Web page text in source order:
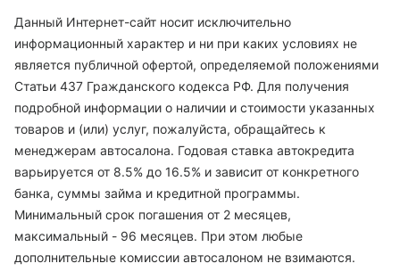
Данный Интернет-сайт носит исключительно
информационный характер и ни при каких условиях не
является публичной офертой, определяемой положениями
Статьи 437 Гражданского кодекса РФ. Для получения
подробной информации о наличии и стоимости указанных
товаров и (или) услуг, пожалуйста, обращайтесь к
менеджерам автосалона. Годовая ставка автокредита
варьируется от 8.5% до 16.5% и зависит от конкретного
банка, суммы займа и кредитной программы.
Минимальный срок погашения от 2 месяцев,
максимальный - 96 месяцев. При этом любые
дополнительные комиссии автосалоном не взимаются.